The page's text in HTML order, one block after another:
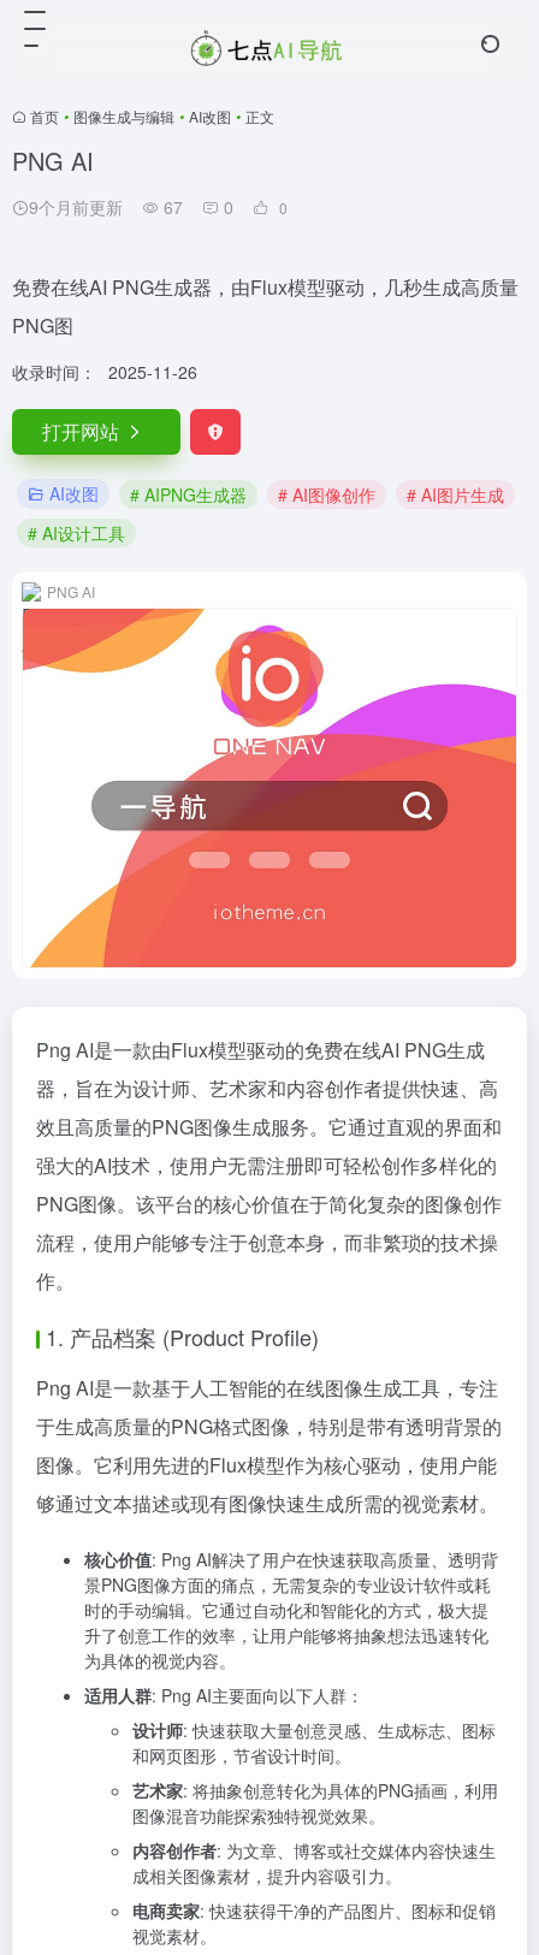
首页 • 图像生成与编辑 • AI改图 • 正文
PNG AI
9个月前更新 67 0 0
免费在线AI PNG生成器，由Flux模型驱动，几秒生成高质量
PNG图
收录时间： 2025-11-26
打开网站
AI改图 # AIPNG生成器 # AI图像创作
# AI图片生成
# AI设计工具
PNG AI
Png AI是一款由Flux模型驱动的免费在线AI PNG生成
器，旨在为设计师、艺术家和内容创作者提供快速、高
效且高质量的PNG图像生成服务。它通过直观的界面和
强大的AI技术，使用户无需注册即可轻松创作多样化的
PNG图像。该平台的核心价值在于简化复杂的图像创作
流程，使用户能够专注于创意本身，而非繁琐的技术操
作。
1. 产品档案 (Product Profile)
Png AI是一款基于人工智能的在线图像生成工具，专注
于生成高质量的PNG格式图像，特别是带有透明背景的
图像。它利用先进的Flux模型作为核心驱动，使用户能
够通过文本描述或现有图像快速生成所需的视觉素材。
核心价值: Png AI解决了用户在快速获取高质量、透明背
景PNG图像方面的痛点，无需复杂的专业设计软件或耗
时的手动编辑。它通过自动化和智能化的方式，极大提
升了创意工作的效率，让用户能够将抽象想法迅速转化
为具体的视觉内容。
适用人群: Png AI主要面向以下人群：
设计师: 快速获取大量创意灵感、生成标志、图标
和网页图形，节省设计时间。
艺术家: 将抽象创意转化为具体的PNG插画，利用
图像混音功能探索独特视觉效果。
内容创作者: 为文章、博客或社交媒体内容快速生
成相关图像素材，提升内容吸引力。
电商卖家: 快速获得干净的产品图片、图标和促销
视觉素材。